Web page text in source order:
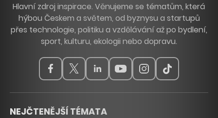
Hlavní zdroj inspirace. Věnujeme se tématům, která
hýbou Českem a světem, od byznysu a startupů
přes technologie, politiku a vzdělávání až po bydlení,
sport, kulturu, ekologii nebo dopravu.
NEJČTENĚJŠÍ TÉMATA